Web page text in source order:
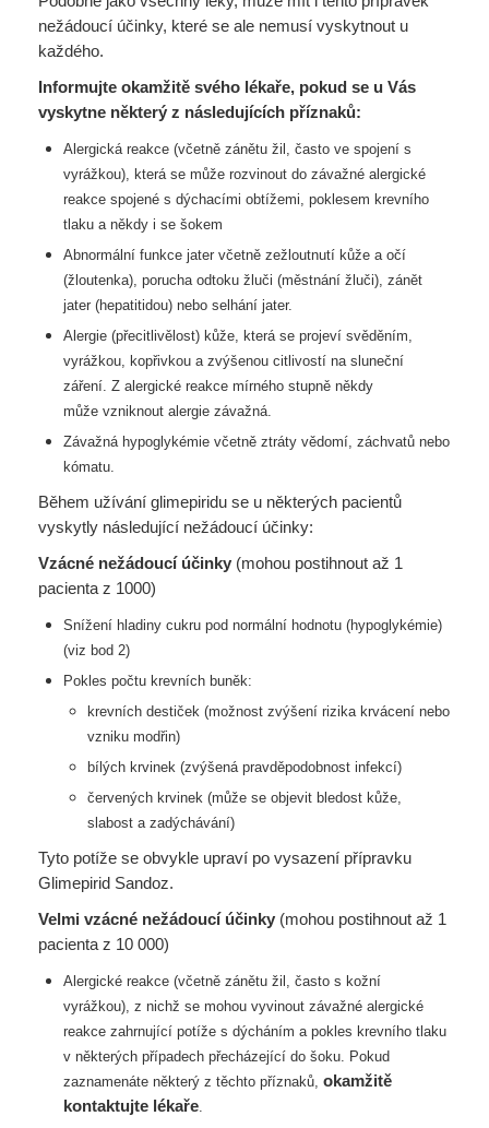
nežádoucí účinky, které se ale nemusí vyskytnout u
každého.
Informujte okamžitě svého lékaře, pokud se u Vás
vyskytne některý z následujících příznaků:
Alergická reakce (včetně zánětu žil, často ve spojení s
vyrážkou), která se může rozvinout do závažné alergické
reakce spojené s dýchacími obtížemi, poklesem krevního
tlaku a někdy i se šokem
Abnormální funkce jater včetně zežloutnutí kůže a očí
(žloutenka), porucha odtoku žluči (městnání žluči), zánět
jater (hepatitidou) nebo selhání jater.
Alergie (přecitlivělost) kůže, která se projeví svěděním,
vyrážkou, kopřivkou a zvýšenou citlivostí na sluneční
záření. Z alergické reakce mírného stupně někdy
může vzniknout alergie závažná.
Závažná hypoglykémie včetně ztráty vědomí, záchvatů nebo
kómatu.
Během užívání glimepiridu se u některých pacientů
vyskytly následující nežádoucí účinky:
Vzácné nežádoucí účinky (mohou postihnout až 1
pacienta z 1000)
Snížení hladiny cukru pod normální hodnotu (hypoglykémie)
(viz bod 2)
Pokles počtu krevních buněk:
krevních destiček (možnost zvýšení rizika krvácení nebo
vzniku modřin)
bílých krvinek (zvýšená pravděpodobnost infekcí)
červených krvinek (může se objevit bledost kůže,
slabost a zadýchávání)
Tyto potíže se obvykle upraví po vysazení přípravku
Glimepirid Sandoz.
Velmi vzácné nežádoucí účinky (mohou postihnout až 1
pacienta z 10 000)
Alergické reakce (včetně zánětu žil, často s kožní
vyrážkou), z nichž se mohou vyvinout závažné alergické
reakce zahrnující potíže s dýcháním a pokles krevního tlaku
v některých případech přecházející do šoku. Pokud
zaznamenáte některý z těchto příznaků, okamžitě
kontaktujte lékaře.